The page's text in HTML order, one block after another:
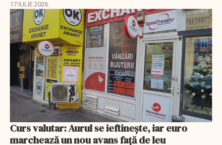
17 IULIE 2026
Curs valutar: Aurul se ieftinește, iar euro
marchează un nou avans faţă de leu